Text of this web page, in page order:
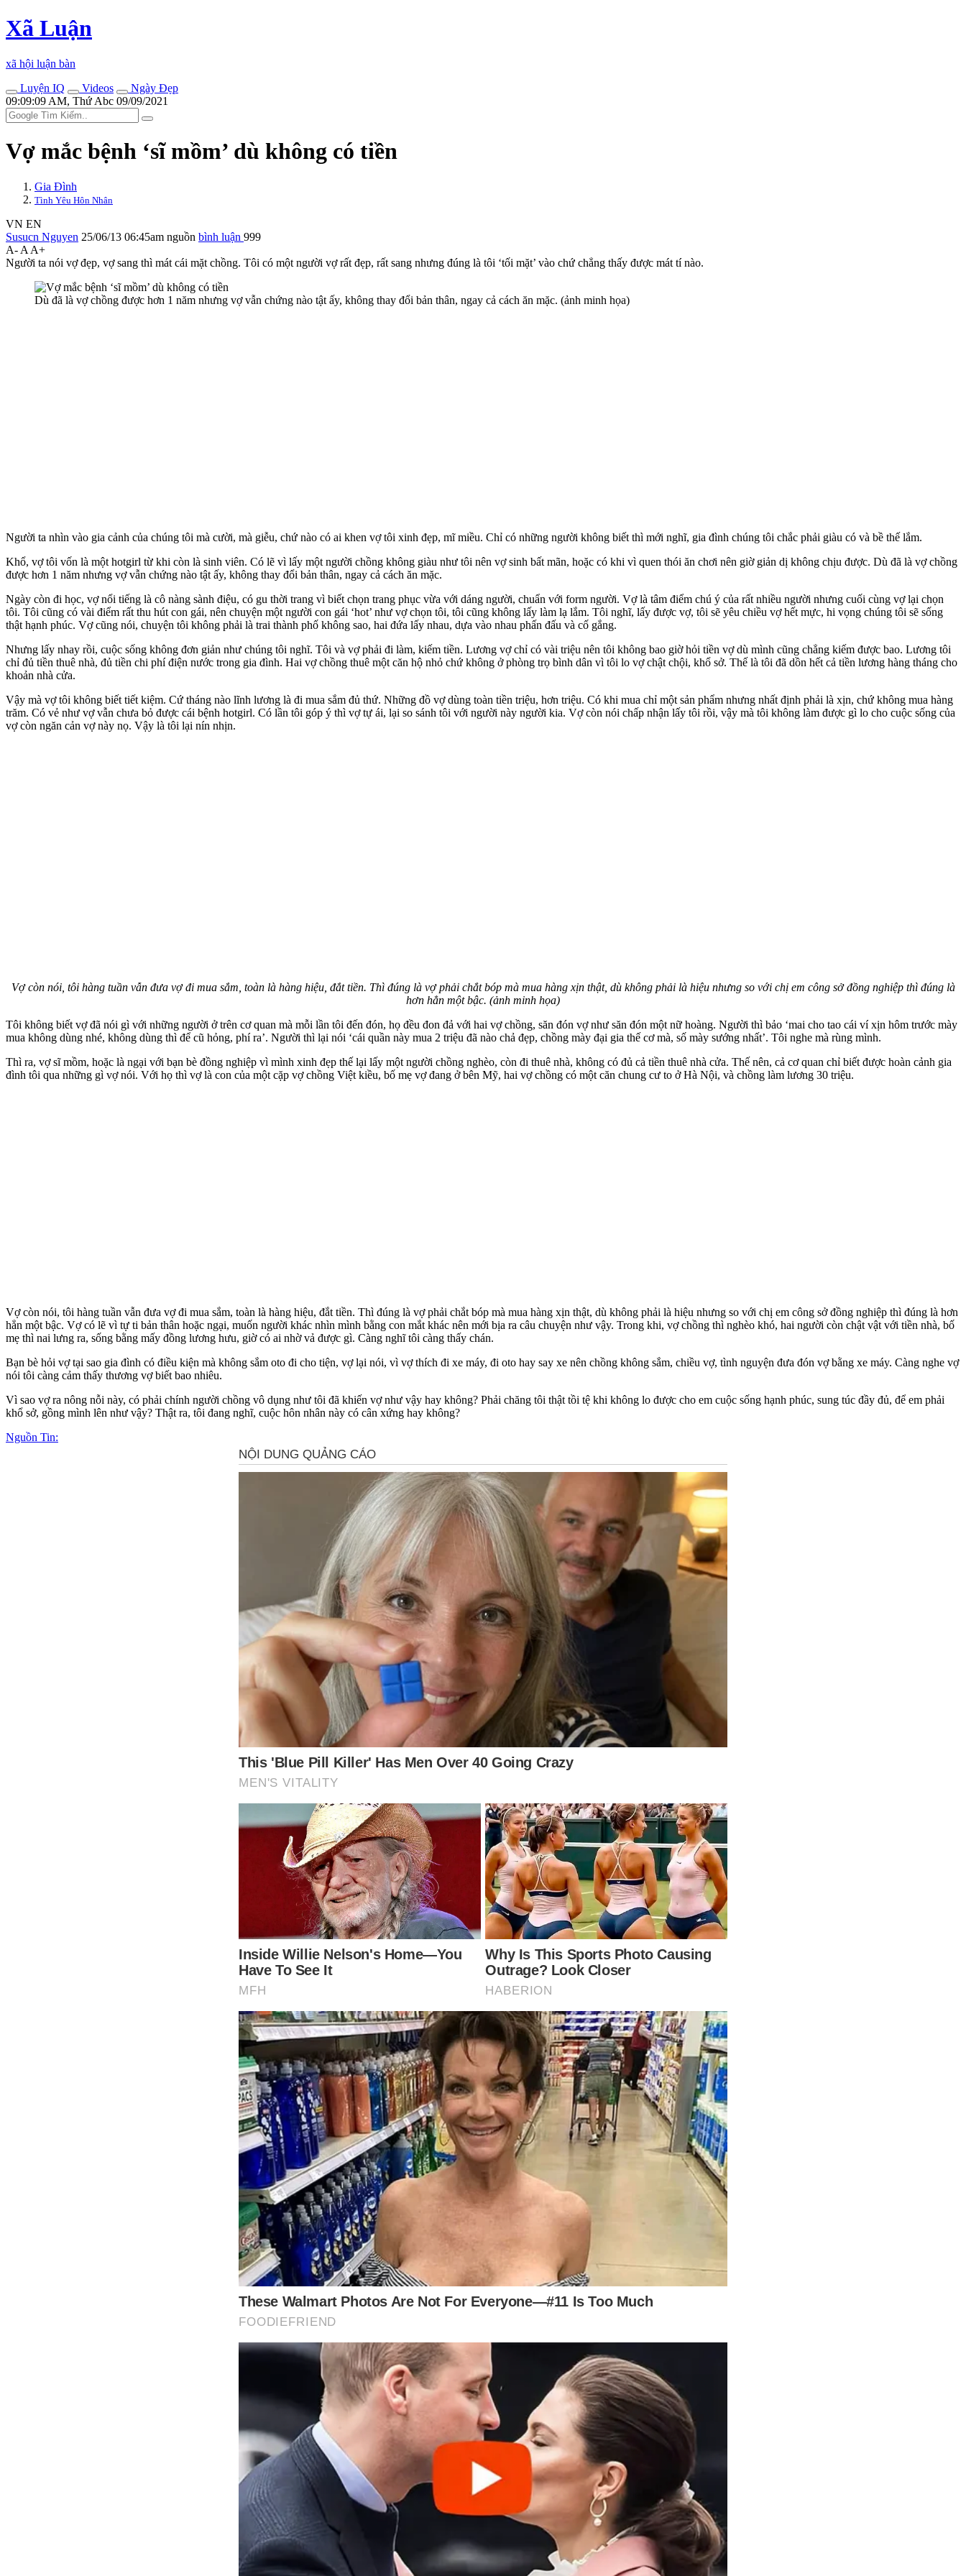
Xã Luận
xã hội luận bàn
Luyện IQ
Videos
Ngày Đẹp
09:09:09 AM, Thứ Abc 09/09/2021
Vợ mắc bệnh ‘sĩ mồm’ dù không có tiền
Gia Đình
Tình Yêu Hôn Nhân
VN EN
Susucn Nguyen 25/06/13 06:45am nguồn bình luận 999
A- A A+
Người ta nói vợ đẹp, vợ sang thì mát cái mặt chồng. Tôi có một người vợ rất đẹp, rất sang nhưng đúng là tôi ‘tối mặt’ vào chứ chẳng thấy được mát tí nào.
Dù đã là vợ chồng được hơn 1 năm nhưng vợ vẫn chứng nào tật ấy, không thay đổi bản thân, ngay cả cách ăn mặc. (ảnh minh họa)
Người ta nhìn vào gia cảnh của chúng tôi mà cười, mà giễu, chứ nào có ai khen vợ tôi xinh đẹp, mĩ miều. Chỉ có những người không biết thì mới nghĩ, gia đình chúng tôi chắc phải giàu có và bề thế lắm.
Khổ, vợ tôi vốn là một hotgirl từ khi còn là sinh viên. Có lẽ vì lấy một người chồng không giàu như tôi nên vợ sinh bất mãn, hoặc có khi vì quen thói ăn chơi nên giờ giản dị không chịu được. Dù đã là vợ chồng
được hơn 1 năm nhưng vợ vẫn chứng nào tật ấy, không thay đổi bản thân, ngay cả cách ăn mặc.
Ngày còn đi học, vợ nổi tiếng là cô nàng sành điệu, có gu thời trang vì biết chọn trang phục vừa với dáng người, chuẩn với form người. Vợ là tâm điểm chú ý của rất nhiều người nhưng cuối cùng vợ lại chọn
tôi. Tôi cũng có vài điểm rất thu hút con gái, nên chuyện một người con gái ‘hot’ như vợ chọn tôi, tôi cũng không lấy làm lạ lắm. Tôi nghĩ, lấy được vợ, tôi sẽ yêu chiều vợ hết mực, hi vọng chúng tôi sẽ sống
thật hạnh phúc. Vợ cũng nói, chuyện tôi không phải là trai thành phố không sao, hai đứa lấy nhau, dựa vào nhau phấn đấu và cố gắng.
Nhưng lấy nhay rồi, cuộc sống không đơn giản như chúng tôi nghĩ. Tôi và vợ phải đi làm, kiếm tiền. Lương vợ chỉ có vài triệu nên tôi không bao giờ hỏi tiền vợ dù mình cũng chẳng kiếm được bao. Lương tôi
chỉ đủ tiền thuê nhà, đủ tiền chi phí điện nước trong gia đình. Hai vợ chồng thuê một căn hộ nhỏ chứ không ở phòng trọ bình dân vì tôi lo vợ chật chội, khổ sở. Thế là tôi đã dồn hết cả tiền lương hàng tháng cho
khoản nhà cửa.
Vậy mà vợ tôi không biết tiết kiệm. Cứ tháng nào lĩnh lương là đi mua sắm đủ thứ. Những đồ vợ dùng toàn tiền triệu, hơn triệu. Có khi mua chỉ một sản phẩm nhưng nhất định phải là xịn, chứ không mua hàng
trăm. Có vẻ như vợ vẫn chưa bỏ được cái bệnh hotgirl. Có lần tôi góp ý thì vợ tự ái, lại so sánh tôi với người này người kia. Vợ còn nói chấp nhận lấy tôi rồi, vậy mà tôi không làm được gì lo cho cuộc sống của
vợ còn ngăn cản vợ này nọ. Vậy là tôi lại nín nhịn.
Vợ còn nói, tôi hàng tuần vẫn đưa vợ đi mua sắm, toàn là hàng hiệu, đắt tiền. Thì đúng là vợ phải chắt bóp mà mua hàng xịn thật, dù không phải là hiệu nhưng so với chị em công sở đồng nghiệp thì đúng là
hơn hẳn một bậc. (ảnh minh họa)
Tôi không biết vợ đã nói gì với những người ở trên cơ quan mà mỗi lần tôi đến đón, họ đều đon đả với hai vợ chồng, săn đón vợ như săn đón một nữ hoàng. Người thì bảo ‘mai cho tao cái ví xịn hôm trước mày
mua không dùng nhé, không dùng thì để cũ hỏng, phí ra’. Người thì lại nói ‘cái quần này mua 2 triệu đã nào chả đẹp, chồng mày đại gia thế cơ mà, số mày sướng nhất’. Tôi nghe mà rùng mình.
Thì ra, vợ sĩ mồm, hoặc là ngại với bạn bè đồng nghiệp vì mình xinh đẹp thế lại lấy một người chồng nghèo, còn đi thuê nhà, không có đủ cả tiền thuê nhà cửa. Thế nên, cả cơ quan chỉ biết được hoàn cảnh gia
đình tôi qua những gì vợ nói. Với họ thì vợ là con của một cặp vợ chồng Việt kiều, bố mẹ vợ đang ở bên Mỹ, hai vợ chồng có một căn chung cư to ở Hà Nội, và chồng làm lương 30 triệu.
Vợ còn nói, tôi hàng tuần vẫn đưa vợ đi mua sắm, toàn là hàng hiệu, đắt tiền. Thì đúng là vợ phải chắt bóp mà mua hàng xịn thật, dù không phải là hiệu nhưng so với chị em công sở đồng nghiệp thì đúng là hơn
hẳn một bậc. Vợ có lẽ vì tự ti bản thân hoặc ngại, muốn người khác nhìn mình bằng con mắt khác nên mới bịa ra câu chuyện như vậy. Trong khi, vợ chồng thì nghèo khó, hai người còn chật vật với tiền nhà, bố
mẹ thì nai lưng ra, sống bằng mấy đồng lương hưu, giờ có ai nhờ vả được gì. Càng nghĩ tôi càng thấy chán.
Bạn bè hỏi vợ tại sao gia đình có điều kiện mà không sắm oto đi cho tiện, vợ lại nói, vì vợ thích đi xe máy, đi oto hay say xe nên chồng không sắm, chiều vợ, tình nguyện đưa đón vợ bằng xe máy. Càng nghe vợ
nói tôi càng cảm thấy thương vợ biết bao nhiêu.
Vì sao vợ ra nông nỗi này, có phải chính người chồng vô dụng như tôi đã khiến vợ như vậy hay không? Phải chăng tôi thật tồi tệ khi không lo được cho em cuộc sống hạnh phúc, sung túc đầy đủ, để em phải
khổ sở, gồng mình lên như vậy? Thật ra, tôi đang nghĩ, cuộc hôn nhân này có cân xứng hay không?
Nguồn Tin: